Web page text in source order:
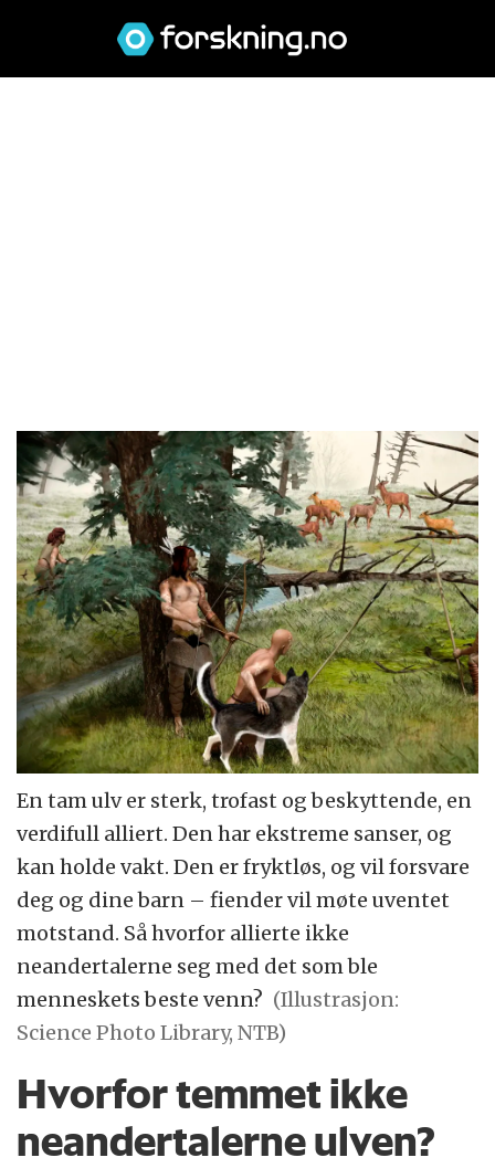
En tam ulv er sterk, trofast og beskyttende, en
verdifull alliert. Den har ekstreme sanser, og
kan holde vakt. Den er fryktløs, og vil forsvare
deg og dine barn – fiender vil møte uventet
motstand. Så hvorfor allierte ikke
neandertalerne seg med det som ble
menneskets beste venn? (Illustrasjon:
Science Photo Library, NTB)
Hvorfor temmet ikke
neandertalerne ulven?